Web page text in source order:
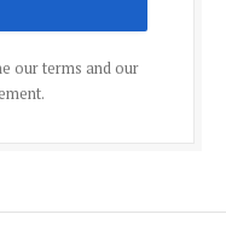
our terms and our